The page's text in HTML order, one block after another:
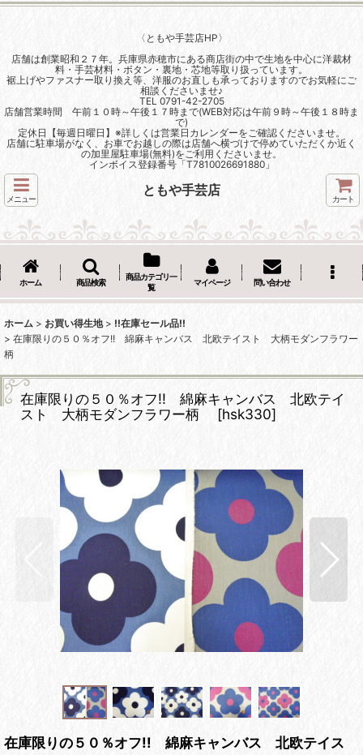
〈ともや手芸店HP〉
店舗は創業昭和２７年。兵庫県赤穂市にある商店街の中で生地を中心に洋裁材
料・手芸材料・ボタン・裏地・芯地等取り扱っています。
裾上げやファスナー取り換え等、洋服のお直しも承っておりますのでお気軽にご
相談くださいませ♪
TEL 0791-42-2705
店舗営業時間 午前１０時～午後１７時まで(WEB対応は午前９時～午後１８時ま
で)
定休日【毎週日曜日】※詳しくは営業日カレンダーをご確認くださいませ。
店舗に駐車場がなく、お車でお越しの際は店舗へ横づけで停めていただくか近く
の加里屋駐車場(無料)をご利用くださいませ。
インボイス登録番号「T7810026691880」
メニュー
ともや手芸店
カート
ホーム 商品検索
商品カテゴリ一
覧
マイページ 問い合わせ
ホーム > お買い得生地 > !!在庫セール品!!
> 在庫限りの５０％オフ!! 綿麻キャンバス 北欧テイスト 大柄モダンフラワー
柄
在庫限りの５０％オフ!! 綿麻キャンバス 北欧テイ
スト 大柄モダンフラワー柄
[hsk330]
在庫限りの５０％オフ!! 綿麻キャンバス 北欧テイス